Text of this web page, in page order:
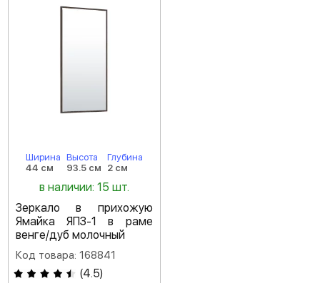
Ширина
44 см
Высота
93.5 см
Глубина
2 см
в наличии: 15 шт.
Зеркало в прихожую
Ямайка ЯПЗ-1 в раме
венге/дуб молочный
Код товара: 168841
(4.5)